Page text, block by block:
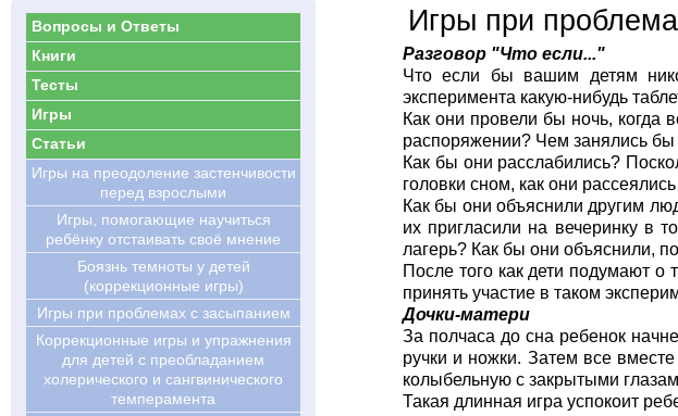
Игры при
Разговор "Что если..."
Что если бы вашим детям
эксперимента какую-нибудь
Как они провели бы ночь, когда
распоряжении? Чем занялись
Как бы они расслабились?
головки сном, как они
Как бы они объяснили другим
их пригласили на вечеринку в
лагерь? Как бы они объяснили,
После того как дети подумают о
принять участие в таком
Дочки-матери
За полчаса до сна ребенок
ручки и ножки. Затем все
колыбельную с закрытыми
Такая длинная игра успокоит
Вопросы и Ответы
Книги
Тесты
Игры
Статьи
Игры на преодоление застенчивости
перед взрослыми
Игры, помогающие научиться
ребёнку отстаивать своё мнение
Боязнь темноты у детей
(коррекционные игры)
Игры при проблемах с засыпанием
Коррекционные игры и упражнения
для детей с преобладанием
холерического и сангвинического
темперамента